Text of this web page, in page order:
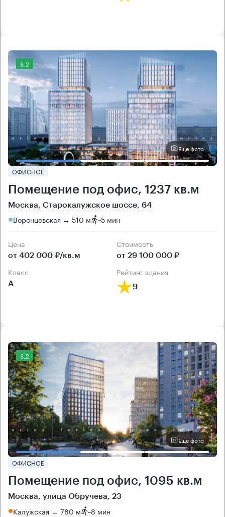
8.2
Еще фото
ОФИСНОЕ
Помещение под офис, 1237 кв.м
Москва, Старокалужское шоссе, 64
Воронцовская → 510 м ~5 мин
Цена
от 402 000 ₽/кв.м
Cтоимость
от 29 100 000 ₽
класс
А
рейтинг здания
9
8.2
Еще фото
ОФИСНОЕ
Помещение под офис, 1095 кв.м
Москва, улица Обручева, 23
Калужская → 780 м ~8 мин